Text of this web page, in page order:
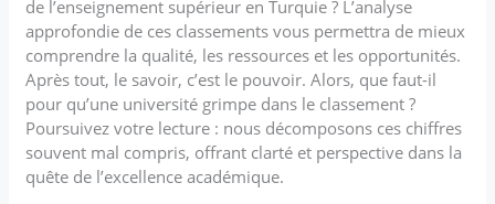
de l’enseignement supérieur en Turquie ? L’analyse
approfondie de ces classements vous permettra de mieux
comprendre la qualité, les ressources et les opportunités.
Après tout, le savoir, c’est le pouvoir. Alors, que faut-il
pour qu’une université grimpe dans le classement ?
Poursuivez votre lecture : nous décomposons ces chiffres
souvent mal compris, offrant clarté et perspective dans la
quête de l’excellence académique.